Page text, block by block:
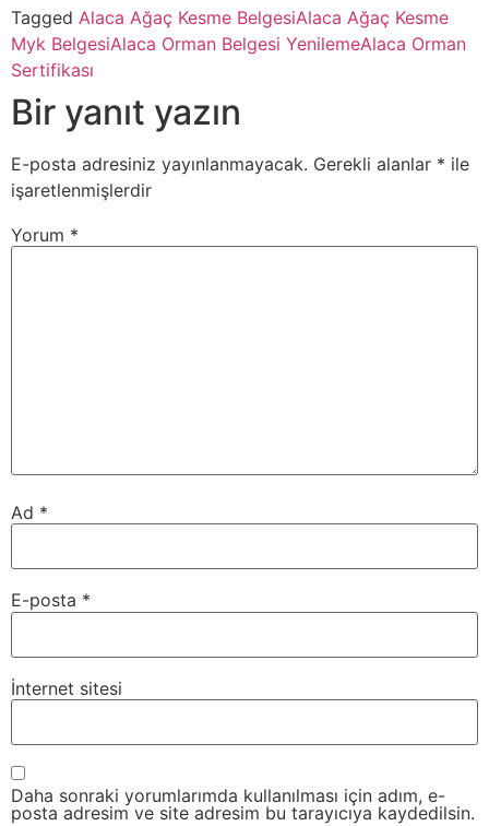
Tagged Alaca Ağaç Kesme BelgesiAlaca Ağaç Kesme
Myk BelgesiAlaca Orman Belgesi YenilemeAlaca Orman
Sertifikası
Bir yanıt yazın
E-posta adresiniz yayınlanmayacak. Gerekli alanlar * ile
işaretlenmişlerdir
Yorum *
Ad *
E-posta *
İnternet sitesi
Daha sonraki yorumlarımda kullanılması için adım, e-
posta adresim ve site adresim bu tarayıcıya kaydedilsin.